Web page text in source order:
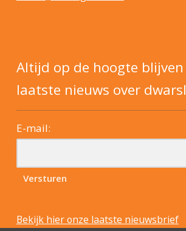
Altijd op de hoogte
laatste nieuws over
E-mail:
Bekijk hier onze laatste nieuwsbrief